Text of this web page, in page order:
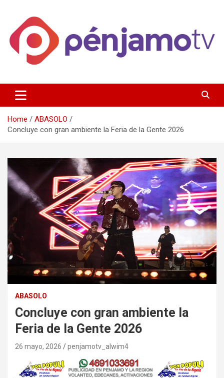
content
Penjamotv
Gto y la region.
Home
ABASOLO
Concluye con gran ambiente la Feria de la Gente 2026
ABASOLO
Concluye con gran ambiente la
Feria de la Gente 2026
26 mayo, 2026 penjamotv_alwim4